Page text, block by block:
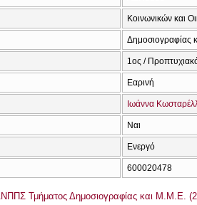
Κοινωνικών και
Δημοσιογραφίας
1ος /
Εαρινή
Ιωάννα
Ναι
Ενεργό
600020478
Τμήματος Δημοσιογραφίας και Μ.Μ.Ε.